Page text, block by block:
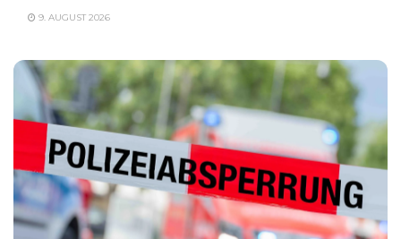
9. AUGUST 2026